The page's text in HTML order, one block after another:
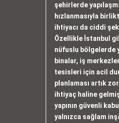
şehirlerde
hızlanmasıyla
ihtiyacı da ciddi
Özellikle İstanbul
nüfuslu bölgelerde
binalar, iş
tesisleri için acil
planlaması artık
ihtiyaç haline
yapının güvenli
yalnızca sağlam